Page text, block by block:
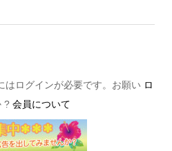
はログインが必要です。お願い ロ
? 会員について